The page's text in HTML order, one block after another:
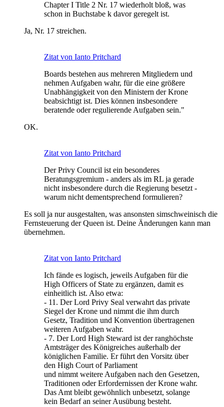
Chapter I Title 2 Nr. 17 wiederholt bloß, was
schon in Buchstabe k davor geregelt ist.
Ja, Nr. 17 streichen.
Zitat von Ianto Pritchard
Boards bestehen aus mehreren Mitgliedern und
nehmen Aufgaben wahr, für die eine größere
Unabhängigkeit von den Ministern der Krone
beabsichtigt ist. Dies können insbesondere
beratende oder regulierende Aufgaben sein."
OK.
Zitat von Ianto Pritchard
Der Privy Council ist ein besonderes
Beratungsgremium - anders als im RL ja gerade
nicht insbesondere durch die Regierung besetzt -
warum nicht dementsprechend formulieren?
Es soll ja nur ausgestalten, was ansonsten simschweinisch die
Fernsteuerung der Queen ist. Deine Änderungen kann man
übernehmen.
Zitat von Ianto Pritchard
Ich fände es logisch, jeweils Aufgaben für die
High Officers of State zu ergänzen, damit es
einheitlich ist. Also etwa:
- 11. Der Lord Privy Seal verwahrt das private
Siegel der Krone und nimmt die ihm durch
Gesetz, Tradition und Konvention übertragenen
weiteren Aufgaben wahr.
- 7. Der Lord High Steward ist der ranghöchste
Amtsträger des Königreiches außerhalb der
königlichen Familie. Er führt den Vorsitz über
den High Court of Parliament
und nimmt weitere Aufgaben nach den Gesetzen,
Traditionen oder Erfordernissen der Krone wahr.
Das Amt bleibt gewöhnlich unbesetzt, solange
kein Bedarf an seiner Ausübung besteht.